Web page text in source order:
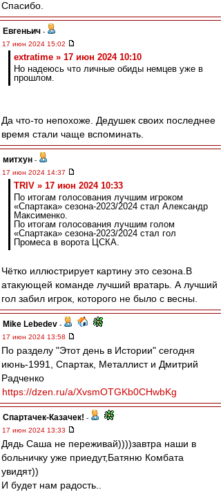
Спасибо.
Евгеньич -
17 июн 2024 15:02
extratime » 17 июн 2024 10:10
Но надеюсь что личные обиды немцев уже в
прошлом.
Да что-то непохоже. Дедушек своих последнее
время стали чаще вспоминать.
митхун -
17 июн 2024 14:37
TRIV » 17 июн 2024 10:33
По итогам голосования лучшим игроком
«Спартака» сезона-2023/2024 стал Александр
Максименко.
По итогам голосования лучшим голом
«Спартака» сезона-2023/2024 стал гол
Промеса в ворота ЦСКА.
Чётко иллюстрирует картину это сезона.В
атакующей команде лучший вратарь. А лучший
гол забил игрок, которого не было с весны.
Mike Lebedev -
17 июн 2024 13:58
По разделу "Этот день в Истории" сегодня
июнь-1991, Спартак, Металлист и Дмитрий
Радченко
https://dzen.ru/a/XvsmOTGKb0CHwbKg
Спартачек-Казачек! -
17 июн 2024 13:33
Дядь Саша не переживай))))завтра наши в
больничку уже приедут,Батяню Комбата
увидят))
И будет нам радость..